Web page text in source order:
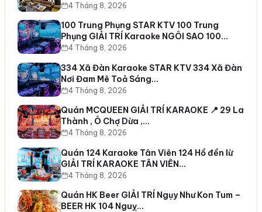
4 Tháng 8, 2026
100 Trung Phụng STAR KTV 100 Trung
Phụng GIẢI TRÍ Karaoke NGÔI SAO 100…
4 Tháng 8, 2026
334 Xã Đàn Karaoke STAR KTV 334 Xã Đàn
Nơi Đam Mê Toả Sáng…
4 Tháng 8, 2026
Quán MCQUEEN GIẢI TRÍ KARAOKE 📍 29 La
Thành , Ô Chợ Dừa ,…
4 Tháng 8, 2026
Quán 124 Karaoke Tân Viên 124 Hồ đền lừ
GIẢI TRÍ KARAOKE TÂN VIÊN…
4 Tháng 8, 2026
Quán HK Beer GIẢI TRÍ Ngụy Như Kon Tum –
BEER HK 104 Nguỵ…